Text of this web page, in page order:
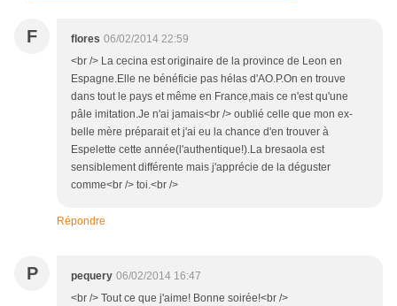
F flores 06/02/2014 22:59
<br /> La cecina est originaire de la province de Leon en
Espagne.Elle ne bénéficie pas hélas d'AO.P.On en trouve
dans tout le pays et même en France,mais ce n'est qu'une
pâle imitation.Je n'ai jamais<br /> oublié celle que mon ex-
belle mère préparait et j'ai eu la chance d'en trouver à
Espelette cette année(l'authentique!).La bresaola est
sensiblement différente mais j'apprécie de la déguster
comme<br /> toi.<br />
Répondre
P pequery 06/02/2014 16:47
<br /> Tout ce que j'aime! Bonne soirée!<br />